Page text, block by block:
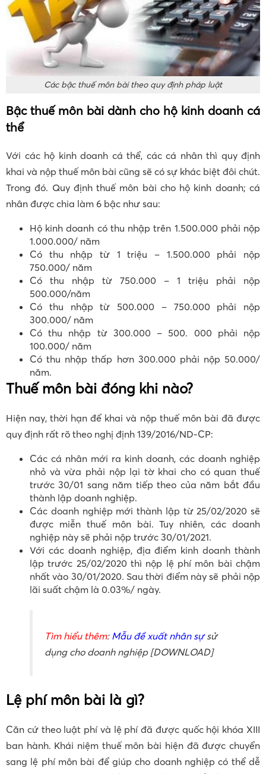
Các bậc thuế môn bài theo quy định pháp luật
Bậc thuế môn bài dành cho hộ kinh doanh cá
thể
Với các hộ kinh doanh cá thể, các cá nhân thì quy định
khai và nộp thuế môn bài cũng sẽ có sự khác biệt đôi chút.
Trong đó. Quy định thuế môn bài cho hộ kinh doanh; cá
nhân được chia làm 6 bậc như sau:
Hộ kinh doanh có thu nhập trên 1.500.000 phải nộp
1.000.000/ năm
Có thu nhập từ 1 triệu – 1.500.000 phải nộp
750.000/ năm
Có thu nhập từ 750.000 – 1 triệu phải nộp
500.000/năm
Có thu nhập từ 500.000 – 750.000 phải nộp
300.000/ năm
Có thu nhập từ 300.000 – 500. 000 phải nộp
100.000/ năm
Có thu nhập thấp hơn 300.000 phải nộp 50.000/
năm.
Thuế môn bài đóng khi nào?
Hiện nay, thời hạn để khai và nộp thuế môn bài đã được
quy định rất rõ theo nghị định 139/2016/ND-CP:
Các cá nhân mới ra kinh doanh, các doanh nghiệp
nhỏ và vừa phải nộp lại tờ khai cho có quan thuế
trước 30/01 sang năm tiếp theo của năm bắt đầu
thành lập doanh nghiệp.
Các doanh nghiệp mới thành lập từ 25/02/2020 sẽ
được miễn thuế môn bài. Tuy nhiên, các doanh
nghiệp này sẽ phải nộp trước 30/01/2021.
Với các doanh nghiệp, địa điểm kinh doanh thành
lập trước 25/02/2020 thì nộp lệ phí môn bài chậm
nhất vào 30/01/2020. Sau thời điểm này sẽ phải nộp
lãi suất chậm là 0.03%/ ngày.
Tìm hiểu thêm: Mẫu đề xuất nhân sựsử
dụng cho doanh nghiệp [DOWNLOAD]
Lệ phí môn bài là gì?
Căn cứ theo luật phí và lệ phí đã được quốc hội khóa XIII
ban hành. Khái niệm thuế môn bài hiện đã được chuyển
sang lệ phí môn bài để giúp cho doanh nghiệp có thể dễ